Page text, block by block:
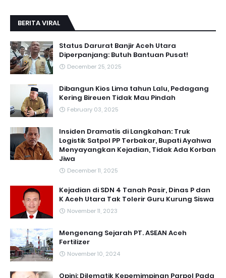
BERITA VIRAL
Status Darurat Banjir Aceh Utara
Diperpanjang: Butuh Bantuan Pusat!
December 25, 2025
Dibangun Kios Lima tahun Lalu, Pedagang
Kering Bireuen Tidak Mau Pindah
February 03, 2025
Insiden Dramatis di Langkahan: Truk
Logistik Satpol PP Terbakar, Bupati Ayahwa
Menyayangkan Kejadian, Tidak Ada Korban
Jiwa
December 11, 2025
Kejadian di SDN 4 Tanah Pasir, Dinas P dan
K Aceh Utara Tak Tolerir Guru Kurung Siswa
November 11, 2023
Mengenang Sejarah PT. ASEAN Aceh
Fertilizer
November 10, 2024
Opini: Dilematik Kepemimpinan Parpol Pada